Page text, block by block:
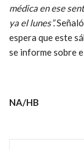
médica en ese
ya el lunes”.
espera que este
se informe sobre
NA/HB